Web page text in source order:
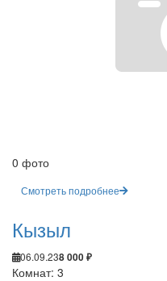
0 фото
Смотреть подробнее
Кызыл
06.09.238 000 ₽
Комнат: 3